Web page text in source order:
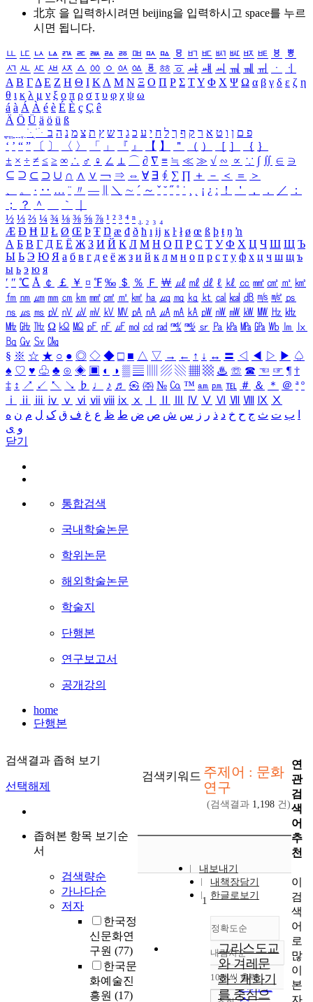
北京 을 입력하시려면 beijing을 입력하시고 space를 누르
시면 됩니다.
ㅥ ㅦ ㅧ ㅨ ㅩ ㅪ ㅫ ㅬ ㅭ ㅮ ㅯ ㅰ ㅱ ㅲ ㅳ ㅴ ㅵ ㅶ ㅷ ㅸ
ㅹ
ㅺ ㅻ ㅼ ㅽ ㅾ ㅿ ㆀ ㆁ ㆂ ㆃ ㆄ ㆅ ㆆ ㆇ ㆈ ㆉ ㆊ ㆋ ㆌ ㆍ
ㆎ
Α Β ΓΔ Ε Ζ Η Θ Ι ΚΛ Μ Ν Ξ Ο Π Ρ Σ ΤΥ Φ Χ Ψ Ω α β γ δ ε ζ η
θ ι κ λ μ ν ξ ο π ρ σ τ υ φ χ ψ ω
á à Á À é è É È ç Ç ê
Ä Ö Ü ä ö ü ß
ִֶֹ ֻּ ׁׂ פ ם ן ו ט א ר ק ף ך ל ח י ע כ ג ד ש ץ ת צ מ נ ה ב
‘ ’ “ ” 〔 〕 〈 〉 「 」 『 』 【 】 ＂ （ ） ［ ］ ｛ ｝
± × ÷ ≠ ≤ ≥ ∞ ∴ ♂ ♀ ∠ ⊥ ⌒ ∂ ∇ ≡ ≒ ≪ ≫ √ ∽ ∝ ∵ ∫ ∬ ∈ ∋
⊆ ⊇ ⊂ ⊃ ∪ ∩ ∧ ∨ ￢ ⇒ ⇔ ∀ ∃ ∮ ∑ ∏ ＋ － ＜ ＝
＞
、
。 · ‥ … ¨ 〃 ― ＼ ∼ ´ ～ ˇ ˘ ˝ ˚ ˙ ¸ ¡ ¿ ː ！ ＇ ， ． ／
：
；
？ ＾ ｀
½ ⅓ ⅔ ¼ ¾ ⅛ ⅜ ⅝ ⅞ ¹ ² ³ ⁴ ⁿ ₁ ₂ ₃ ₄
Æ Ð Ħ Ĳ Ł Ø Œ Þ Ŧ Ŋ æ đ ð ħ ı ĳ ĸ ŀ ł ø œ ß þ ŧ ŋ ŉ
А Б В Г Д Е Ё Ж З И Й К Л М Н О П Р С Т У Ф Х Ц Ч Ш Щ Ъ
Ы Ь Э Ю Я а б в г д е ё ж з и й к л м н о п р с т у ф х ц ч ш щ ъ
ы ь э ю я
′ ″ ℃ Å ￠ ￡ ￥ ¤ ℉ ‰ ＄ ％ Ｆ ￦ ㎕ ㎖ ㎗ ℓ ㎘ ㏄ ㎣ ㎤ ㎥ ㎦
㎙ ㎚ ㎛ ㎜ ㎝ ㎞ ㎟ ㎠ ㎡ ㎢ ㏊ ㎍ ㎎ ㎏ ㏏ ㎈ ㎉ ㏈ ㎧ ㎨ ㎰
㎱ ㎲ ㎳ ㎴ ㎵ ㎶ ㎷ ㎸ ㎹ ㎀ ㎁ ㎂ ㎃ ㎄ ㎺ ㎻ ㎽ ㎾ ㎿ ㎐ ㎑
㎒ ㎓ ㎔ Ω ㏀ ㏁ ㎊ ㎋ ㎌ ㏖ ㏅ ㎭ ㎮ ㎯ ㏛ ㎩ ㎪ ㎫ ㎬ ㏝ ㏐
㏓
㏃ ㏉ ㏜ ㏆
§ ※ ☆ ★ ○ ● ◎ ◇ ◆ □ ■ △ ▽ → ← ↑ ↓ ↔ 〓 ◁ ◀ ▷ ▶ ♤
♠ ♡ ♥ ♧ ♣ ⊙ ◈ ▣ ◐ ◑ ▒ ▤ ▨ ▧ ▦ ▩ ♨ ☏ ☎ ☜ ☞ ¶ †
‡ ↕ ↗ ↙ ↖ ↘ ♭ ♩ ♪ ♬ ㉿ ㈜ № ㏇ ™ ㏂ ㏘ ℡ ＃ ＆ ＊ ＠ ª º
ⅰ
ⅱ ⅲ ⅳ ⅴ ⅵ ⅶ ⅷ ⅸ ⅹ Ⅳ Ⅴ Ⅵ Ⅶ Ⅷ Ⅸ Ⅹ
ب ت ث ج ح خ د ذ ر ز س ش ص ض ط ظ ع غ ف ق ک ل م ن ه
و ی
닫기
통합검색
국내학술논문
학위논문
해외학술논문
학술지
단행본
연구보고서
공개강의
home
단행본
검색결과 좁혀 보기
선택해제
좁혀본 항목 보기순
서
검색량순
가나다순
저자
한국정
신문화연
구원 (77)
한국문
화예술진
흥원 (17)
검색키워드 주제어 : 문화
연구
(검색결과 1,198 건)
내보내기
내책장담기
한글로보기
정확도순
정확도
순
인기도
내림차순
내림차순
10개씩 출력
1
그리스도교
와 겨레문
화 : 개화기
를 중심으
연
관
검
색
어
추
천
이
검
색
어
로
많
이
본
자